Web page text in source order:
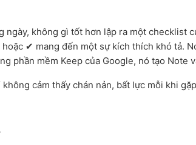
ngày, không gì tốt hơn lập ra một checklist
✔ mang đến một sự kích thích khó tả.
phần mềm Keep của Google, nó tạo Note
cảm thấy chán nản, bất lực mỗi khi